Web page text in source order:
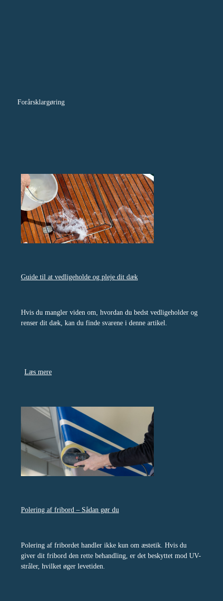
Forårsklargøring
Guide til at vedligeholde og pleje dit dæk
Hvis du mangler viden om, hvordan du bedst vedligeholder og
renser dit dæk, kan du finde svarene i denne artikel.
Læs mere
Polering af fribord – Sådan gør du
Polering af fribordet handler ikke kun om æstetik. Hvis du
giver dit fribord den rette behandling, er det beskyttet mod UV-
stråler, hvilket øger levetiden.